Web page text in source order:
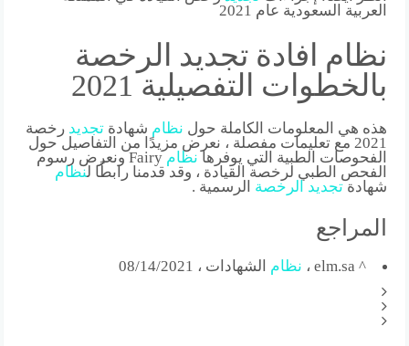
العربية السعودية عام 2021
نظام افادة تجديد الرخصة
بالخطوات التفصيلية 2021
هذه هي المعلومات الكاملة حول نظام شهادةتجديد رخصة
2021 مع تعليمات مفصلة ، نعرض مزيدًا من التفاصيل حول
الفحوصات الطبية التي يوفرها نظام
Fairy ونعرض رسوم
الفحص الطبي لرخصة القيادة ، وقد قدمنا ​​رابطًا لنظام
شهادةتجديد الرخصة الرسمية .
المراجع
^ elm.sa ، نظام الشهادات ، 08/14/2021